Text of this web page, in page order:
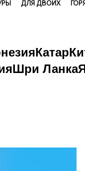
ДЛЯ ДВОИХ
Катар
Шри Ланка